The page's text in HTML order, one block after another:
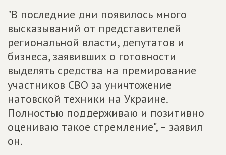
"В последние дни появилось много
высказываний от представителей
региональной власти, депутатов и
бизнеса, заявивших о готовности
выделять средства на премирование
участников СВО за уничтожение
натовской техники на Украине.
Полностью поддерживаю и позитивно
оцениваю такое стремление", – заявил
он.